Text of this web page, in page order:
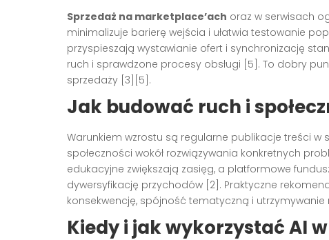
Sprzedaż na marketplace’ach oraz w serwisach
minimalizuje barierę wejścia i ułatwia testowanie
przyspieszają wystawianie ofert i synchronizację
ruch i sprawdzone procesy obsługi [5]. To dobry
sprzedaży [3][5].
Jak budować ruch i
Warunkiem wzrostu są regularne publikacje treści w
społeczności wokół rozwiązywania konkretnych
edukacyjne zwiększają zasięg, a platformowe
dywersyfikację przychodów [2]. Praktyczne
konsekwencję, spójność tematyczną i
Kiedy i jak wykorzystać AI